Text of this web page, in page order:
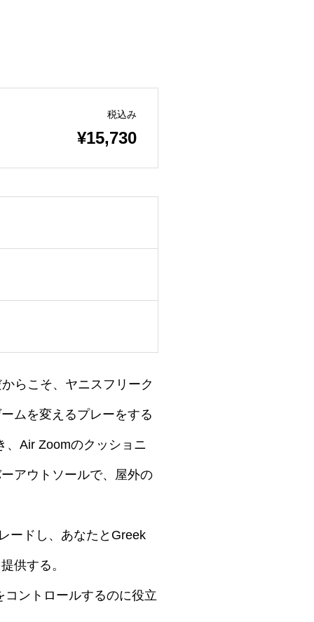
税込み
¥15,730
らこそ、ヤニスフリーク
ムを変えるプレーをする
、Air Zoomのクッショニ
アウトソールで、屋外の
ードし、あなたとGreek
供する。
ントロールするのに役立